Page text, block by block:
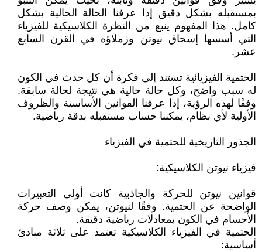
بمستقبله بشكل دقيق إذا عرفنا الحالة الحالية بشكل
كامل. هذا المفهوم ينبع من النظرة الكلاسيكية للفيزياء
التي أسسها إسحاق نيوتن وزملاؤه في القرن السابع
عشر.
الحتمية الفيزيائية تستند إلى فكرة أن كل حدث في الكون
له سبب واضح، وكل حالة حالية هي نتيجة لحالة سابقة.
وفقًا لهذه الرؤية، إذا عرفنا القوانين الأساسية والظروف
الأولية لأي نظام، يمكننا حساب مستقبله بدقة رياضية.
الجذور التاريخية للحتمية في الفيزياء
فيزياء نيوتن الكلاسيكية:
قوانين نيوتن للحركة والجاذبية كانت أولى التعبيرات
الواضحة عن الحتمية. وفقًا لنيوتن، يمكن وصف حركة
الأجسام في الكون بمعادلات رياضية دقيقة.
الحتمية في الفيزياء الكلاسيكية تعتمد على ثلاثة مبادئ
أساسية: